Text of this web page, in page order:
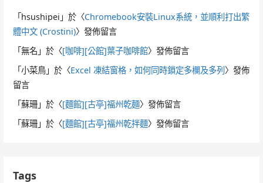
「 hsushipei 」於〈Chromebook安裝Linux系統，並順利打出繁
體中文 (Crostini)〉發佈留言
「無名 」於〈[咖啡][公館]葉子咖啡館〉發佈留言
「小菜鳥 」於〈Excel 凍結窗格，如何同時鎖定多欄及多列 〉發佈
留言
「蘇珊 」於〈[麵館][古亭]福州乾麵〉發佈留言
「蘇珊 」於〈[麵館][古亭]福州乾拌麵〉發佈留言
Tags